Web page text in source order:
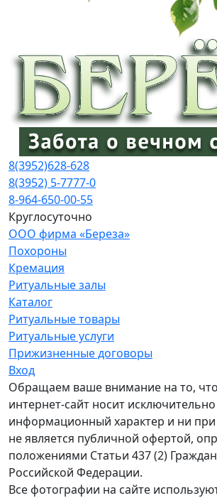
8(3952)628-628
8(3952) 5-7777-0
8-964-650-00-55
Круглосуточно
ООО фирма «Береза»
Похороны
Кремация
Ритуальные залы
Каталог
Ритуальные товары
Ритуальные услуги
Прижизненные договоры
Вход
Обращаем ваше внимание на то,
интернет-сайт носит исключительно
информационный характер и ни при
не является публичной офертой,
положениями Статьи 437 (2)
Российской Федерации.
Все фотографии на сайте